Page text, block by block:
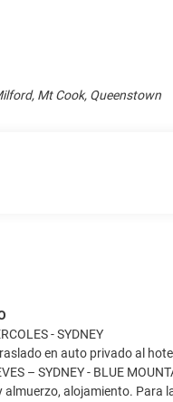
Mt Cook, Queenstown
- SYDNEY
en auto privado al
– SYDNEY - BLUE
almuerzo, alojamiento. Para